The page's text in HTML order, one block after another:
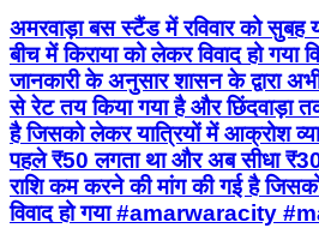
अमरवाड़ा बस स्टैंड में रविवार को
बीच में किराया को लेकर विवाद हो गया
जानकारी के अनुसार शासन के द्वारा
से रेट तय किया गया है और छिंदवाड़ा
है जिसको लेकर यात्रियों में आक्रोश
पहले ₹50 लगता था और अब सीधा
राशि कम करने की मांग की गई है
विवाद हो गया #amarwaracity